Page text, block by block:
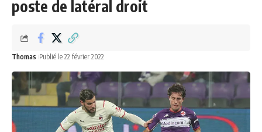
poste de latéral droit
Thomas Publié le 22 février 2022